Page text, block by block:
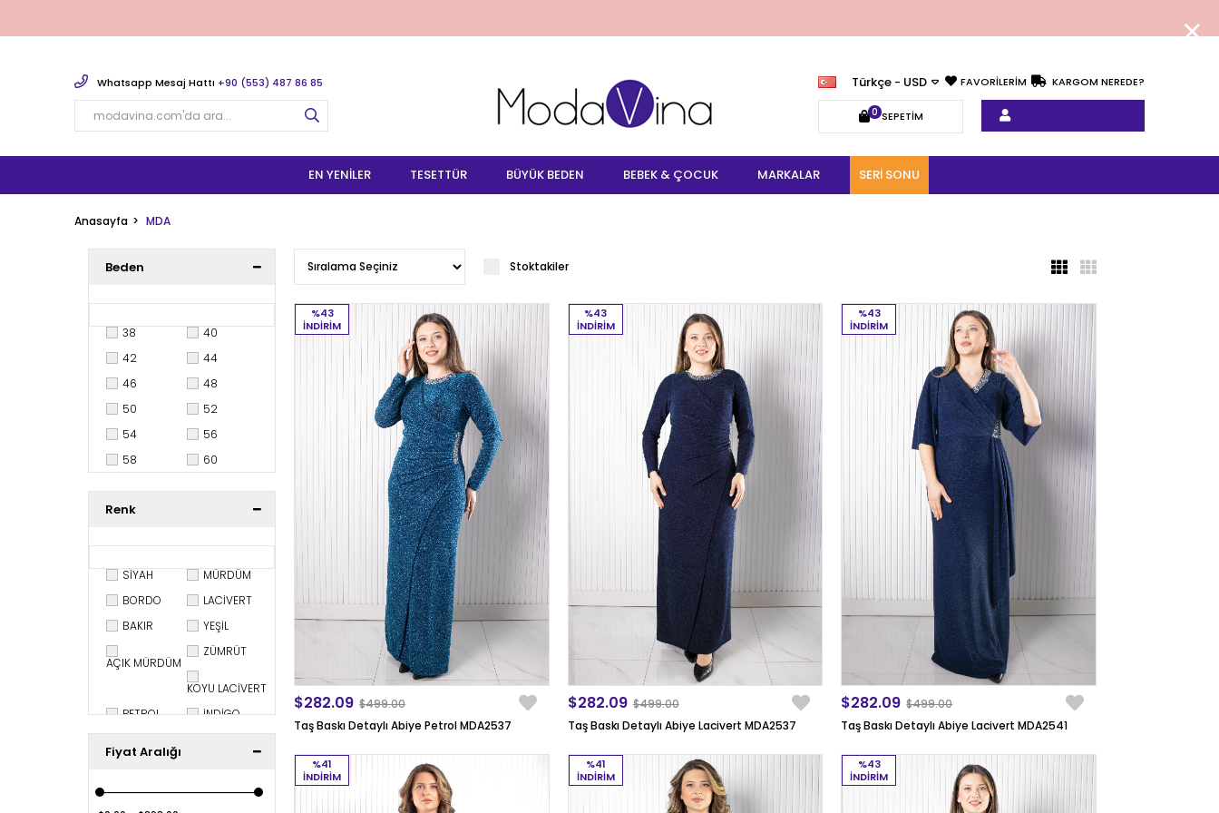
Türkçe - USD
SEPETIM
0
Whatsapp Mesaj Hattı +90 (553) 487 86 85 KARGOM NEREDE?
FAVORİLERİM
EN YENILER TESETTÜR BÜYÜK BEDEN BEBEK & ÇOCUK MARKALAR SERI SONU
Anasayfa MDA
Beden
38
40
42
44
46
48
50
52
54
56
58
60
Renk
SİYAH
MÜRDÜM
BORDO
LACİVERT
BAKIR
YEŞİL
AÇIK MÜRDÜM
ZÜMRÜT
KOYU LACİVERT
PETROL
İNDİGO
Fiyat Aralığı
Stoktakiler
Taş Baskı Detaylı Abiye Petrol MDA2537
$282.09 $499.00
%43
İNDIRIM
Taş Baskı Detaylı Abiye Lacivert MDA2537
$282.09 $499.00
%43
İNDIRIM
Taş Baskı Detaylı Abiye Lacivert MDA2541
$282.09 $499.00
%43
İNDIRIM
%41
İNDIRIM
%41
İNDIRIM
%43
İNDIRIM